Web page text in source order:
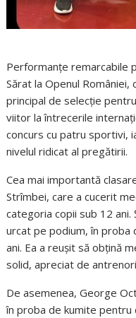
Performanțe remarcabile
Sărat la Openul
principal de selecție
viitor la întrecerile
concurs cu patru sportivi,
nivelul ridicat al pregătirii.
Cea mai importantă
Strîmbei, care a cucerit
categoria copii sub 12 ani.
urcat pe podium, în proba
ani. Ea a reușit să obțină
solid, apreciat de
De asemenea, George
în proba de kumite pentru